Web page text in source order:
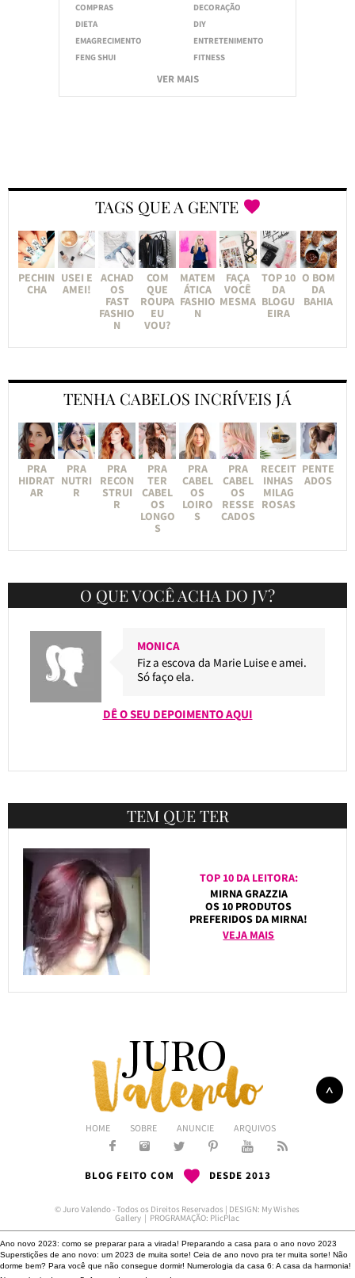
COMPRAS
DECORAÇÃO
DIETA
DIY
EMAGRECIMENTO
ENTRETENIMENTO
FENG SHUI
FITNESS
VER MAIS
TAGS QUE A GENTE
PECHIN
CHA
USEI E
AMEI!
ACHAD
OS
FAST
FASHIO
N
COM
QUE
ROUPA
EU
VOU?
MATEM
ÁTICA
FASHIO
N
FAÇA
VOCÊ
MESMA
TOP 10
DA
BLOGU
EIRA
O BOM
DA
BAHIA
TENHA CABELOS INCRÍVEIS JÁ
PRA
HIDRAT
AR
PRA
NUTRI
R
PRA
RECON
STRUI
R
PRA
TER
CABEL
OS
LONGO
S
PRA
CABEL
OS
LOIRO
S
PRA
CABEL
OS
RESSE
CADOS
RECEIT
INHAS
MILAG
ROSAS
PENTE
ADOS
O QUE VOCÊ ACHA DO JV?
MONICA
Fiz a escova da Marie Luise e amei.
Só faço ela.
DÊ O SEU DEPOIMENTO AQUI
TEM QUE TER
TOP 10 DA LEITORA:
MIRNA GRAZZIA
OS 10 PRODUTOS
PREFERIDOS DA MIRNA!
VEJA MAIS
HOME SOBRE ANUNCIE ARQUIVOS
BLOG FEITO COM DESDE 2013
© Juro Valendo - Todos os Direitos Reservados | DESIGN: My Wishes
Gallery | PROGRAMAÇÃO: PlicPlac
Ano novo 2023: como se preparar para a virada! Preparando a casa para o ano novo 2023
Superstições de ano novo: um 2023 de muita sorte! Ceia de ano novo pra ter muita sorte! Não
dorme bem? Para você que não consegue dormir! Numerologia da casa 6: A casa da harmonia!